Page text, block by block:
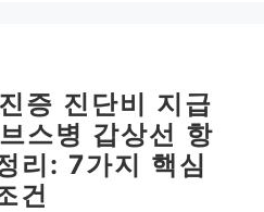
증 진단비 지급
스병 갑상선 항
리: 7가지 핵심
건